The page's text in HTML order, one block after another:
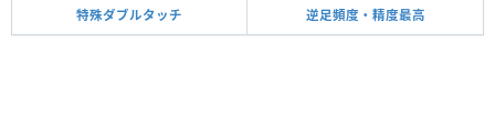
特殊ダブルタッチ 逆足頻度・精度最高